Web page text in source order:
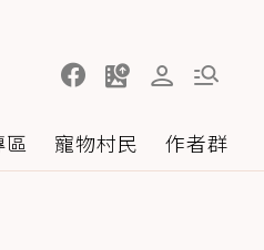
寵物村民 作者群